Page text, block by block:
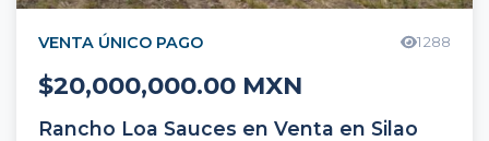
VENTA ÚNICO PAGO 1288
$20,000,000.00 MXN
Rancho Loa Sauces en Venta en Silao